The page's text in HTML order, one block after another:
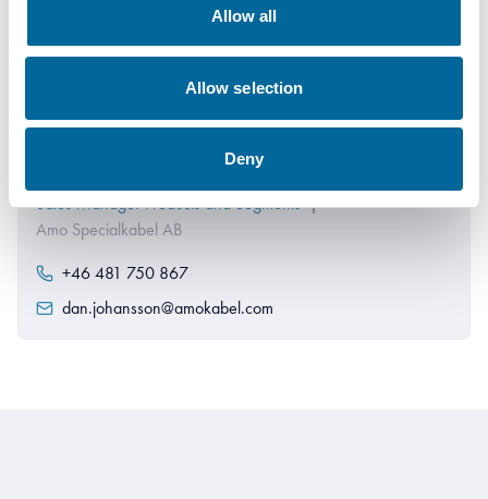
Allow all
Allow selection
Deny
Sales Manager Products and Segments |
Amo Specialkabel AB
+46 481 750 867
dan.johansson@amokabel.com